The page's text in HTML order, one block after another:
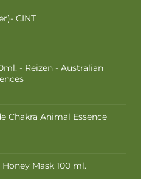
CINT
- Reizen - Australian
Chakra Animal Essence
Mask 100 ml.